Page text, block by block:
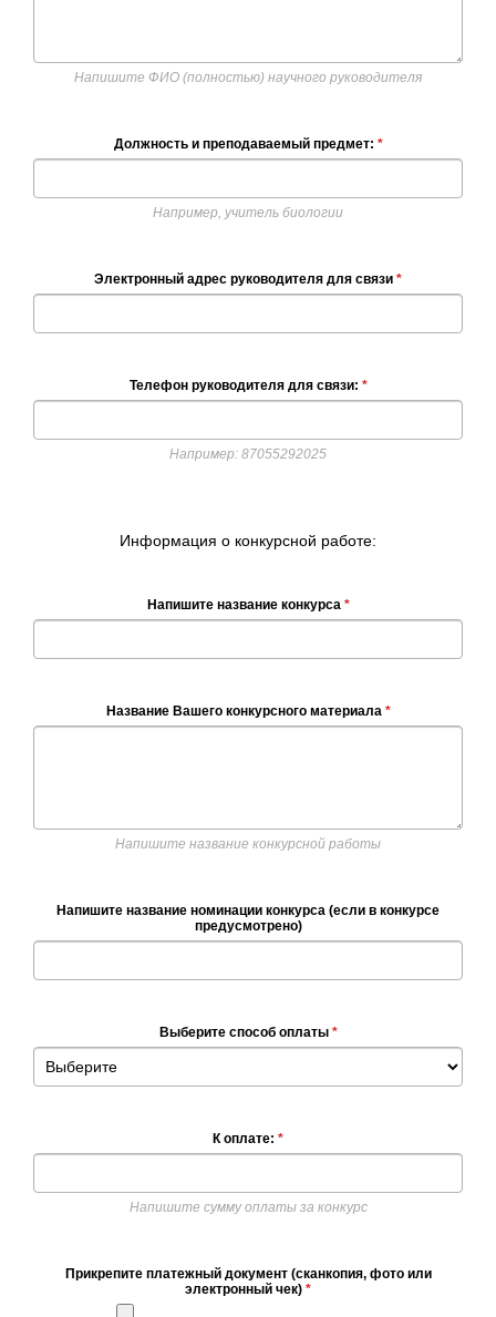
Напишите ФИО (полностью) научного руководителя
Должность и преподаваемый предмет: *
Например, учитель биологии
Электронный адрес руководителя для связи *
Телефон руководителя для связи: *
Например: 87055292025
Информация о конкурсной работе:
Напишите название конкурса *
Название Вашего конкурсного материала *
Напишите название конкурсной работы
Напишите название номинации конкурса (если в конкурсе
предусмотрено)
Выберите способ оплаты *
К оплате: *
Напишите сумму оплаты за конкурс
Прикрепите платежный документ (сканкопия, фото или
электронный чек) *